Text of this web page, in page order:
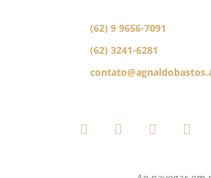
(62) 9 9656-7091
(62) 3241-6281